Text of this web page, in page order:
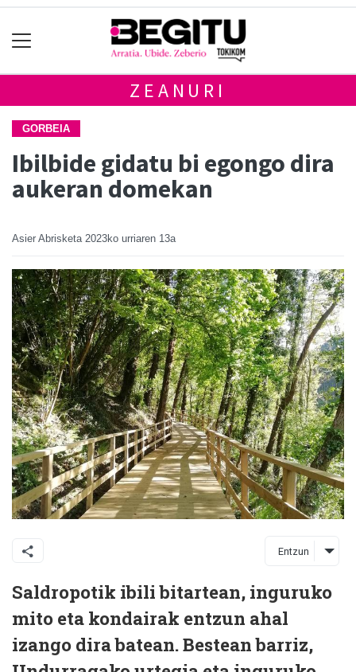
ZEANURI
GORBEIA
Ibilbide gidatu bi egongo dira
aukeran domekan
Asier Abrisketa 2023ko urriaren 13a
Entzun
Saldropotik ibili bitartean, inguruko
mito eta kondairak entzun ahal
izango dira batean. Bestean barriz,